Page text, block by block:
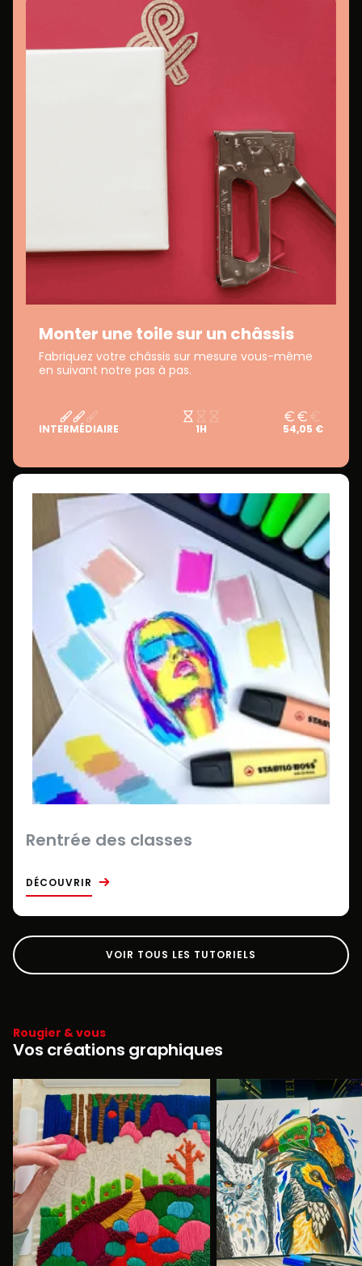
Monter une toile sur un châssis
Fabriquez votre châssis sur mesure vous-même
en suivant notre pas à pas.
INTERMÉDIAIRE 1H 54,05 €
Rentrée des classes
DÉCOUVRIR
VOIR TOUS LES TUTORIELS
Rougier & vous
Vos créations graphiques